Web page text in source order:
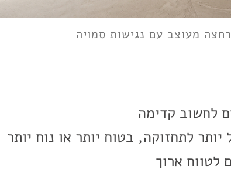
מעוצב עם נגישות סמויה
לחשוב קדימה
לתחזוקה, בטוח יותר או נוח יותר
לטווח ארוך